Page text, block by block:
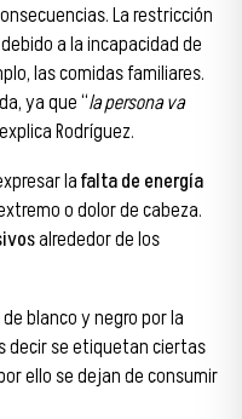
La restricción
debido a la incapacidad de
las comidas familiares.
ya que “la persona va
Rodríguez.
lafalta de energía
o dolor de cabeza.
alrededor de los
blanco y negro por la
decir se etiquetan ciertas
ello se dejan de consumir